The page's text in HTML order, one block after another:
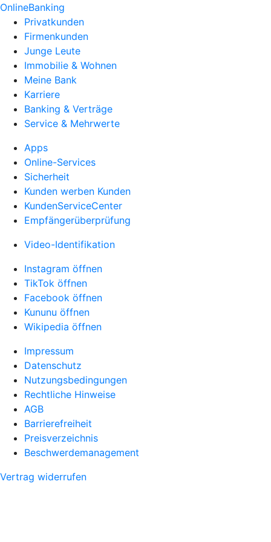
OnlineBanking
Privatkunden
Firmenkunden
Junge Leute
Immobilie & Wohnen
Meine Bank
Karriere
Banking & Verträge
Service & Mehrwerte
Apps
Online-Services
Sicherheit
Kunden werben Kunden
KundenServiceCenter
Empfängerüberprüfung
Video-Identifikation
Instagram öffnen
TikTok öffnen
Facebook öffnen
Kununu öffnen
Wikipedia öffnen
Impressum
Datenschutz
Nutzungsbedingungen
Rechtliche Hinweise
AGB
Barrierefreiheit
Preisverzeichnis
Beschwerdemanagement
Vertrag widerrufen